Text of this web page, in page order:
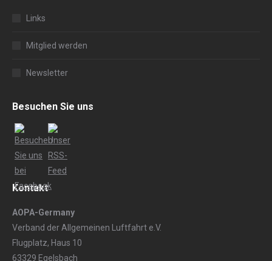
Links
Mitglied werden
Newsletter
Besuchen Sie uns
Kontakt
AOPA-Germany
Verband der Allgemeinen Luftfahrt e.V.
Flugplatz, Haus 10
63329 Egelsbach